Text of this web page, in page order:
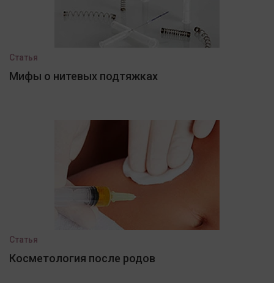
Статья
Мифы о нитевых подтяжках
Статья
Косметология после родов